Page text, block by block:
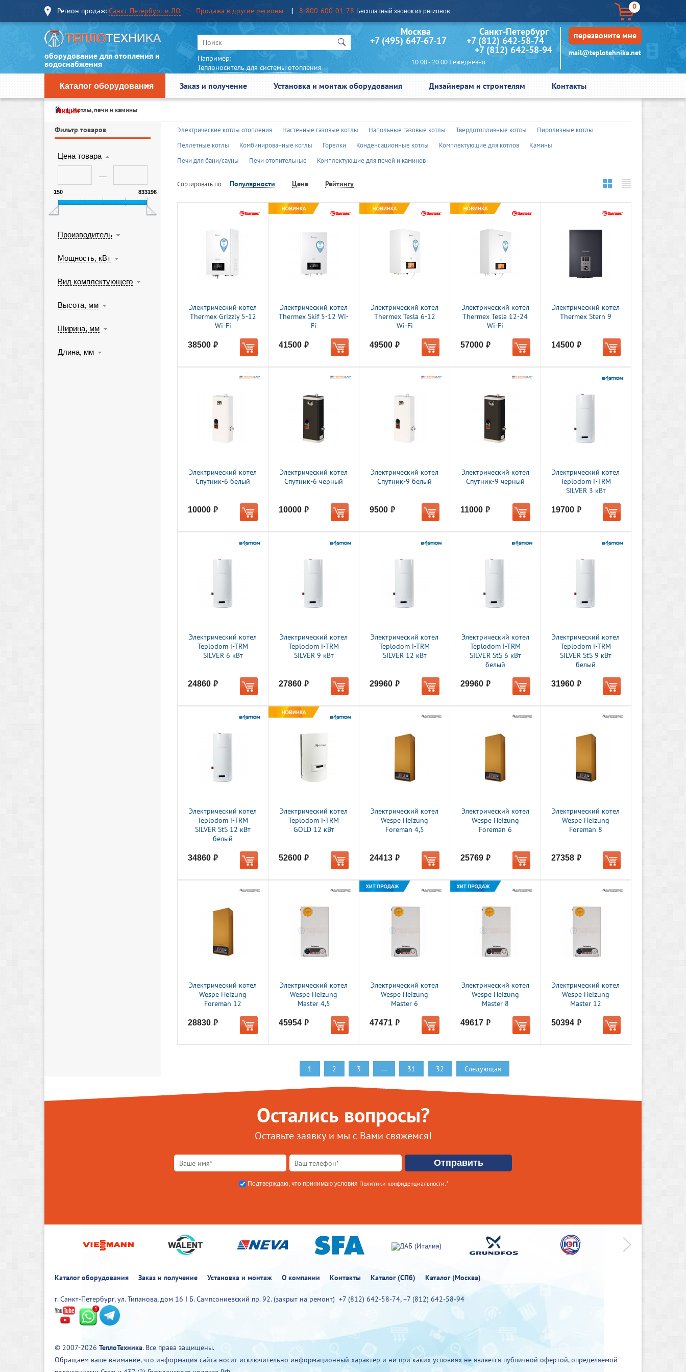
Регион продаж: Санкт-Петербург и ЛО Продажа в другие регионы 8-800-600-01-78 Бесплатный звонок из регионов
0
оборудование для отопления и
водоснабжения
Например:
Теплоноситель для системы отопления
Москва Санкт-Петербург
+7 (495) 647-67-17 +7 (812) 642-58-74
+7 (812) 642-58-94
10:00 - 20:00 I ежедневно
перезвоните мне
mail@teplotehnika.net
Каталог оборудования Заказ и получение Установка и монтаж оборудования Дизайнерам и строителям Контакты
АкцииКотлы, печи и камины
Фильтр товаров
Цена товара
150 833196
Производитель
Мощность, кВт
Вид комплектующего
Высота, мм
Ширина, мм
Длина, мм
Электрические котлы отопления Настенные газовые котлы Напольные газовые котлы Твердотопливные котлы
Пиролизные котлы
Пеллетные котлы
Комбинированные котлы Горелки Конденсационные котлы Комплектующие для котлов
Камины
Печи для бани/сауны
Печи отопительные Комплектующие для печей и каминов
Сортировать по: Популярности Цене Рейтингу
Электрический котел
Thermex Grizzly 5-12
Wi-Fi
38500 руб.
Электрический котел
Thermex Skif 5-12 Wi-
Fi
41500 руб.
Электрический котел
Thermex Tesla 6-12
Wi-Fi
49500 руб.
Электрический котел
Thermex Tesla 12-24
Wi-Fi
57000 руб.
Электрический котел
Thermex Stern 9
14500 руб.
Электрический котел
Спутник-6 белый
10000 руб.
Электрический котел
Спутник-6 черный
10000 руб.
Электрический котел
Спутник-9 белый
9500 руб.
Электрический котел
Спутник-9 черный
11000 руб.
Электрический котел
Teplodom i-TRM
SILVER 3 кВт
19700 руб.
Электрический котел
Teplodom i-TRM
SILVER 6 кВт
24860 руб.
Электрический котел
Teplodom i-TRM
SILVER 9 кВт
27860 руб.
Электрический котел
Teplodom i-TRM
SILVER 12 кВт
29960 руб.
Электрический котел
Teplodom i-TRM
SILVER StS 6 кВт
белый
29960 руб.
Электрический котел
Teplodom i-TRM
SILVER StS 9 кВт
белый
31960 руб.
Электрический котел
Teplodom i-TRM
SILVER StS 12 кВт
белый
34860 руб.
Электрический котел
Teplodom i-TRM
GOLD 12 кВт
52600 руб.
Электрический котел
Wespe Heizung
Foreman 4,5
24413 руб.
Электрический котел
Wespe Heizung
Foreman 6
25769 руб.
Электрический котел
Wespe Heizung
Foreman 8
27358 руб.
Электрический котел
Wespe Heizung
Foreman 12
28830 руб.
Электрический котел
Wespe Heizung
Master 4,5
45954 руб.
Электрический котел
Wespe Heizung
Master 6
47471 руб.
Электрический котел
Wespe Heizung
Master 8
49617 руб.
Электрический котел
Wespe Heizung
Master 12
50394 руб.
1 2 3 ... 31 32 Следующая
Остались вопросы?
Оставьте заявку и мы с Вами свяжемся!
Подтверждаю, что принимаю условия Политики конфиденциальности .*
Каталог оборудования Заказ и получение Установка и монтаж О компании Контакты Каталог (СПб) Каталог (Москва)
г. Санкт-Петербург, ул. Типанова, дом 16 I Б. Сампсониевский пр. 92. (закрыт на ремонт) +7 (812) 642-58-74,+7 (812) 642-58-94
© 2007-2026 ТеплоТехника. Все права защищены.
Обращаем ваше внимание, что информация сайта носит исключительно информационный характер и ни при каких условиях не является публичной офертой, определяемой